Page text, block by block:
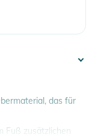
das für
Fuß zusätzlichen